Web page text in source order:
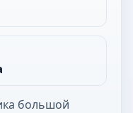
большой